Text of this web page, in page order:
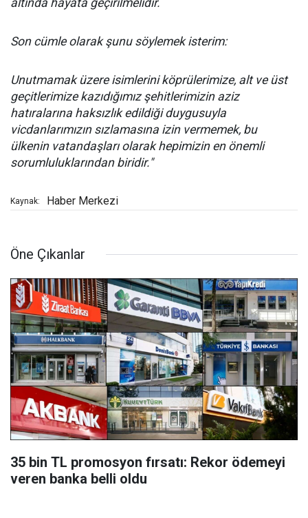
altında hayata geçirilmelidir.
Son cümle olarak şunu söylemek isterim:
Unutmamak üzere isimlerini köprülerimize, alt ve üst
geçitlerimize kazıdığımız şehitlerimizin aziz
hatıralarına haksızlık edildiği duygusuyla
vicdanlarımızın sızlamasına izin vermemek, bu
ülkenin vatandaşları olarak hepimizin en önemli
sorumluluklarından biridir."
Kaynak: Haber Merkezi
Öne Çıkanlar
35 bin TL promosyon fırsatı: Rekor ödemeyi
veren banka belli oldu